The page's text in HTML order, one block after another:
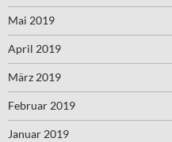
Mai 2019
April 2019
März 2019
Februar 2019
Januar 2019